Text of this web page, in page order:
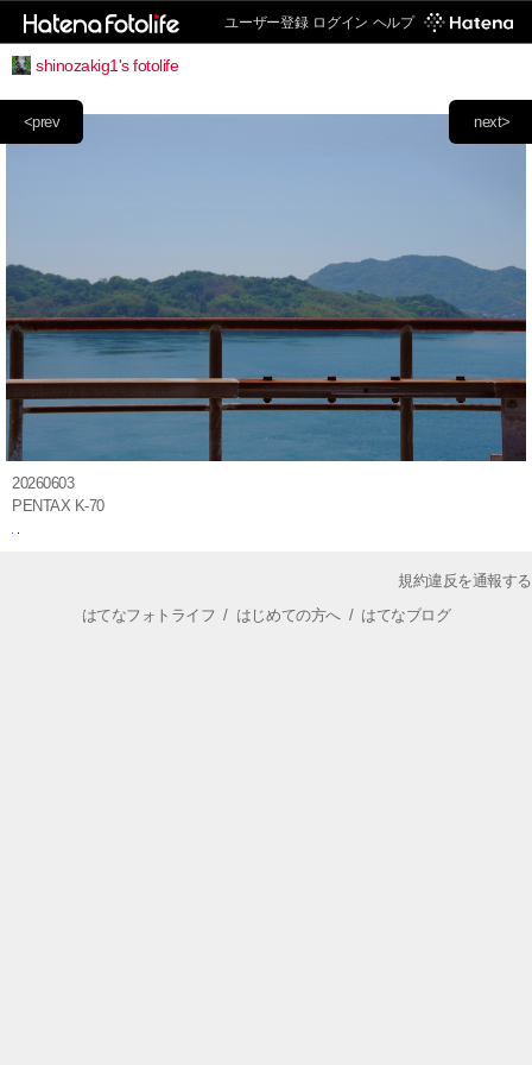
ユーザー登録 ログイン ヘルプ
shinozakig1's fotolife
next>
<prev
20260603
PENTAX K-70
規約違反を通報する
はてなフォトライフ / はじめての方へ/ はてなブログ